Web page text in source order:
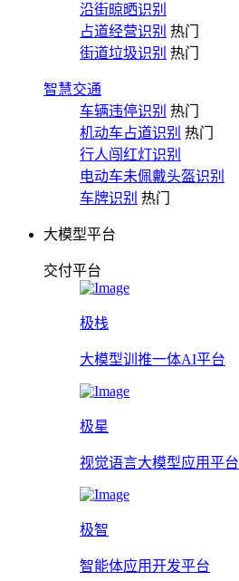
沿街晾晒识别
占道经营识别 热门
街道垃圾识别 热门
智慧交通
车辆违停识别 热门
机动车占道识别 热门
行人闯红灯识别
电动车未佩戴头盔识别
车牌识别 热门
大模型平台
交付平台
极栈
大模型训推一体AI平台
极星
视觉语言大模型应用平台
极智
智能体应用开发平台